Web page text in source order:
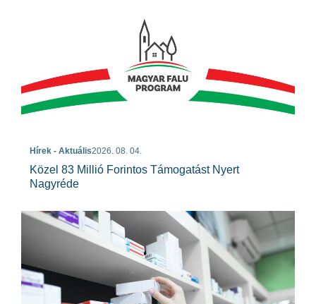
Hírek - Aktuális2026. 08. 04.
Közel 83 Millió Forintos Támogatást Nyert
Nagyréde